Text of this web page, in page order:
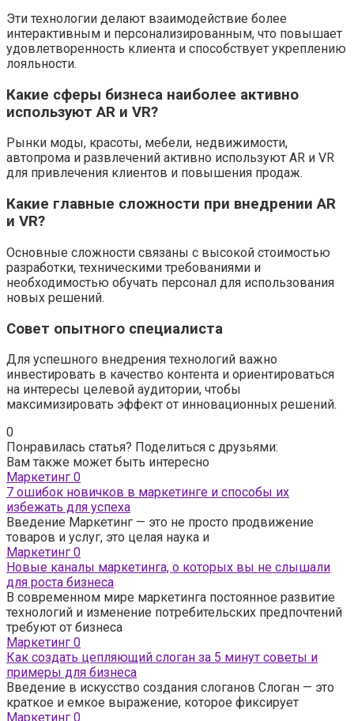
Эти технологии делают взаимодействие более
интерактивным и персонализированным, что повышает
удовлетворенность клиента и способствует укреплению
лояльности.
Какие сферы бизнеса наиболее активно
используют AR и VR?
Рынки моды, красоты, мебели, недвижимости,
автопрома и развлечений активно используют AR и VR
для привлечения клиентов и повышения продаж.
Какие главные сложности при внедрении AR
и VR?
Основные сложности связаны с высокой стоимостью
разработки, техническими требованиями и
необходимостью обучать персонал для использования
новых решений.
Совет опытного специалиста
Для успешного внедрения технологий важно
инвестировать в качество контента и ориентироваться
на интересы целевой аудитории, чтобы
максимизировать эффект от инновационных решений.
0
Понравилась статья? Поделиться с друзьями:
Вам также может быть интересно
Маркетинг 0
7 ошибок новичков в маркетинге и способы их
избежать для успеха
Введение Маркетинг — это не просто продвижение
товаров и услуг, это целая наука и
Маркетинг 0
Новые каналы маркетинга, о которых вы не слышали
для роста бизнеса
В современном мире маркетинга постоянное развитие
технологий и изменение потребительских предпочтений
требуют от бизнеса
Маркетинг 0
Как создать цепляющий слоган за 5 минут советы и
примеры для бизнеса
Введение в искусство создания слоганов Слоган — это
краткое и емкое выражение, которое фиксирует
Маркетинг 0